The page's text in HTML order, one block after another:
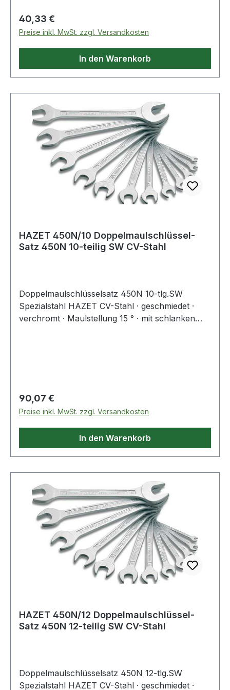
Regulärer Preis:
40,33 €
Preise inkl. MwSt. zzgl. Versandkosten
In den Warenkorb
HAZET 450N/10 Doppelmaulschlüssel-
Satz 450N 10-teilig SW CV-Stahl
Doppelmaulschlüsselsatz 450N 10-tlg.SW
Spezialstahl HAZET CV-Stahl · geschmiedet ·
verchromt · Maulstellung 15 ° · mit schlanken
Regulärer Preis:
90,07 €
Preise inkl. MwSt. zzgl. Versandkosten
In den Warenkorb
HAZET 450N/12 Doppelmaulschlüssel-
Satz 450N 12-teilig SW CV-Stahl
Doppelmaulschlüsselsatz 450N 12-tlg.SW
Spezialstahl HAZET CV-Stahl · geschmiedet ·